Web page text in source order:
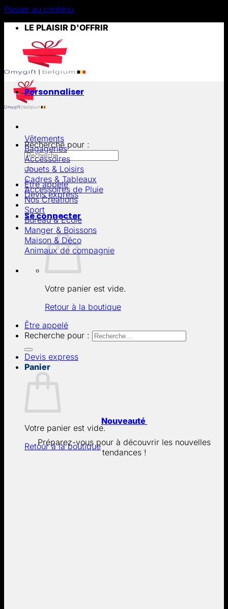
Passer au contenu
LE PLAISIR D'OFFRIR
Recherche pour :
Être appelé
Devis express
Se connecter
Votre panier est vide.
Retour à la boutique
Être appelé
Recherche pour :
Devis express
Panier
Votre panier est vide.
Retour à la boutique
Personnaliser
Vêtements
Bagageries
Accessoires
Jouets & Loisirs
Cadres & Tableaux
Accessoires de Pluie
Nos Créations
Sport
Bureau & École
Manger & Boissons
Maison & Déco
Animaux de compagnie
Nouveauté
Préparez-vous pour à découvrir les nouvelles
tendances !